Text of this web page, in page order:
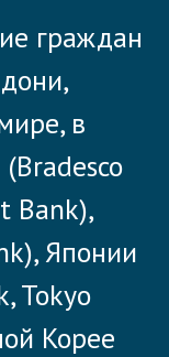
граждан
в
Bank),
Японии
Tokyo
Корее